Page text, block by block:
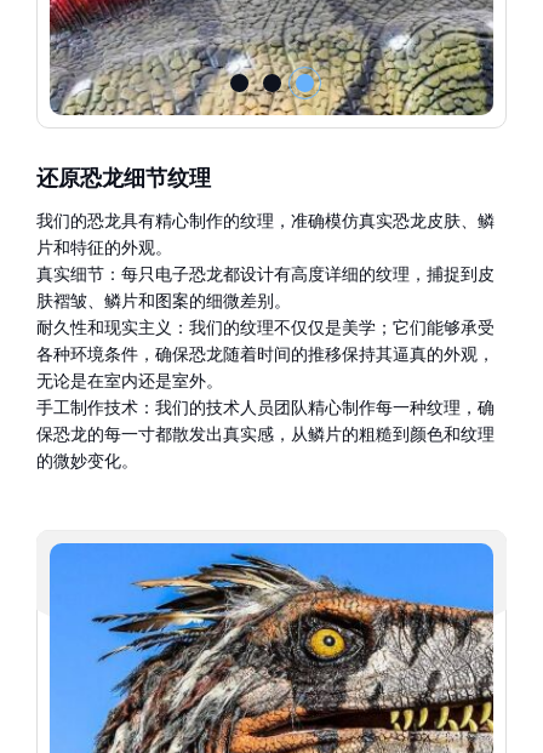
还原恐龙细节纹理
我们的恐龙具有精心制作的纹理，准确模仿真实恐龙皮肤、鳞
片和特征的外观。
真实细节：每只电子恐龙都设计有高度详细的纹理，捕捉到皮
肤褶皱、鳞片和图案的细微差别。
耐久性和现实主义：我们的纹理不仅仅是美学；它们能够承受
各种环境条件，确保恐龙随着时间的推移保持其逼真的外观，
无论是在室内还是室外。
手工制作技术：我们的技术人员团队精心制作每一种纹理，确
保恐龙的每一寸都散发出真实感，从鳞片的粗糙到颜色和纹理
的微妙变化。